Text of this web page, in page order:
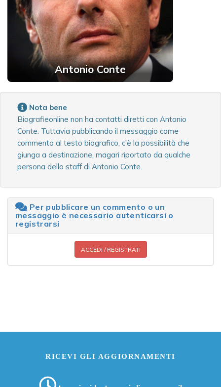
Antonio Conte
Nota bene
Biografieonline non ha contatti diretti con Antonio
Conte. Tuttavia pubblicando il messaggio come
commento al testo biografico, c'è la possibilità che
giunga a destinazione, magari riportato da qualche
persona dello staff di Antonio Conte.
Per pubblicare un commento o un
messaggio è necessario autenticarsi o
registrarsi
ACCEDI / REGISTRATI
RICEVI GLI AGGIORNAMENTI